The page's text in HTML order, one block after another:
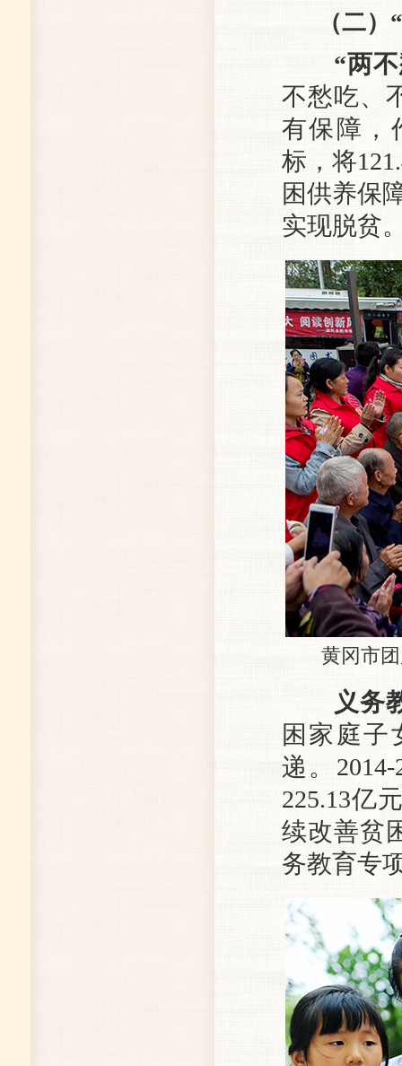
（二
“两
不愁吃、
有保障，
标，将
困供养保
实现脱贫
黄冈市团
义务
困家庭子
递。
225.13亿
续改善贫
务教育专